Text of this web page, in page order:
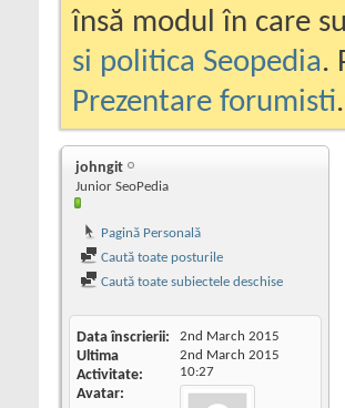
însă modul în care
si politica Seopedia.
Prezentare forumisti.
johngit
Junior SeoPedia
Pagină Personală
Caută toate posturile
Caută toate subiectele deschise
Data înscrierii 2nd March 2015
Ultima
Activitate
2nd March 2015
10:27
Avatar